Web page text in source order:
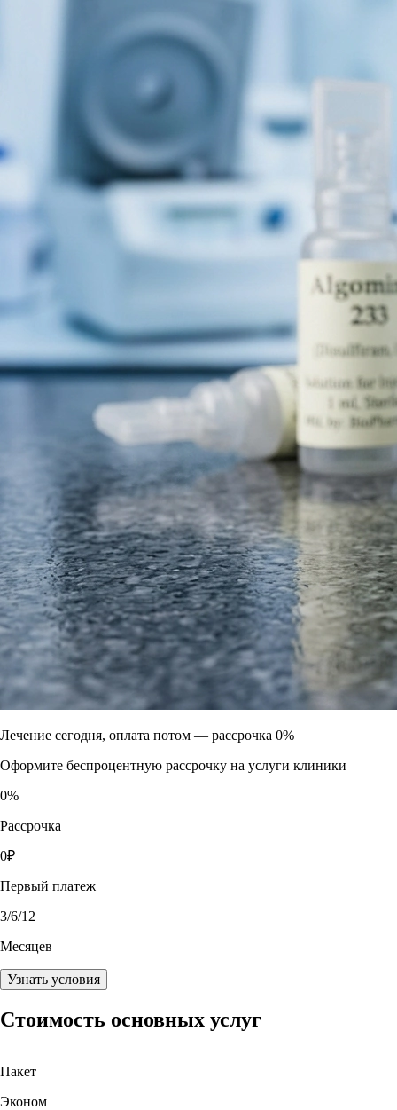
Лечение сегодня, оплата потом — рассрочка 0%
Оформите беспроцентную рассрочку на услуги клиники
0%
Рассрочка
0₽
Первый платеж
3/6/12
Месяцев
Узнать условия
Стоимость основных услуг
Пакет
Эконом